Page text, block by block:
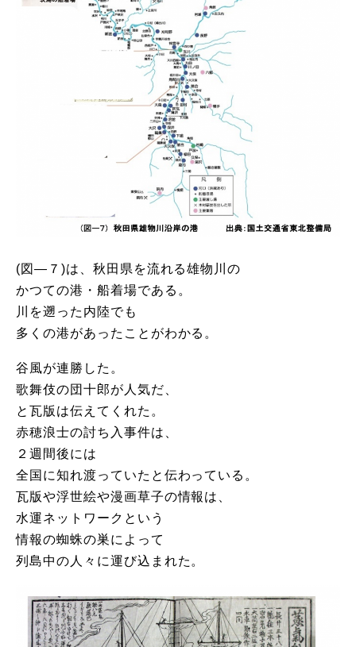
(図―７)は、秋田県を流れる雄物川の
かつての港・船着場である。
川を遡った内陸でも
多くの港があったことがわかる。
谷風が連勝した。
歌舞伎の団十郎が人気だ、
と瓦版は伝えてくれた。
赤穂浪士の討ち入事件は、
２週間後には
全国に知れ渡っていたと伝わっている。
瓦版や浮世絵や漫画草子の情報は、
水運ネットワークという
情報の蜘蛛の巣によって
列島中の人々に運び込まれた。